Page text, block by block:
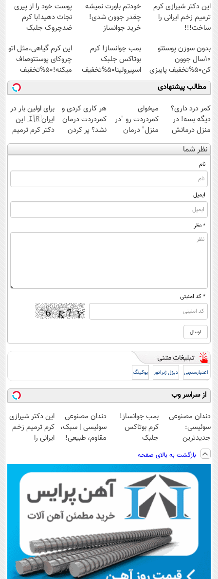
این دکتر شیرازی کرم
ترمیم زخم ایرانی را
ساخت!!!
خودتم باورت نمیشه
چقدر جوون شدی!
خرید جوانساز
ویژه
پوست خود را از پیری
نجات دهید!با کرم
ضدچروک جلبک
بدون سوزن پوستتو
10سال جوون
کن50%تخفیف پاییزی
بمب جوانساز! کرم
بوتاکس جلبک
اسپیرولینا50%تخفیف
این کرم گیاهی،مثل اتو
چروکای پوستتوصاف
میکنه!50%تخفیف
مطالب پیشنهادی
کمر درد داری؟
دیگه بسه! در
منزل درمانش
کن
(◀پرسش‌نامه)
میخوای
کمردردت رو "در
منزل" درمان
کنی؟ (◂فیلم +
هر کاری کردی و
کمردردت درمان
نشد؟ پر کردن
پرسشنامه و
برای اولین بار در
ایران🇮🇷 این
دکتر کرم ترمیم
کننده 23 روزه
نظر شما
نام
ایمیل
* نظر
* کد امنیتی
اعتبارسنجی دیزل ژنراتور بوکینگ
از سراسر وب
دندان مصنوعی
سوئیسی:
جدیدترین
فناوری اروپا،
سبک و مقاوم |
پرداخت قسطی
بمب جوانساز!
کرم بوتاکس
جلبک
دندان مصنوعی
سوئیسی | سبک،
مقاوم، طبیعی!
اقساطی😍
این دکتر شیرازی
کرم ترمیم زخم
ایرانی را
بازگشت به بالای صفحه